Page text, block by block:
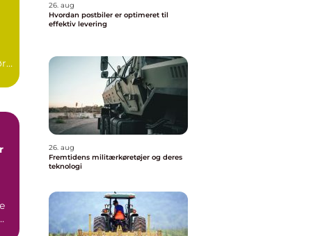
26. aug
Hvordan postbiler er optimeret til
effektiv levering
26. aug
Fremtidens militærkøretøjer og deres
teknologi